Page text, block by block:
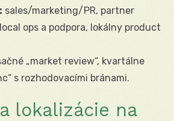
sales/marketing/PR, partner
ops a podpora, lokálny product
„market review“, kvartálne
s rozhodovacími bránami.
lokalizácie na